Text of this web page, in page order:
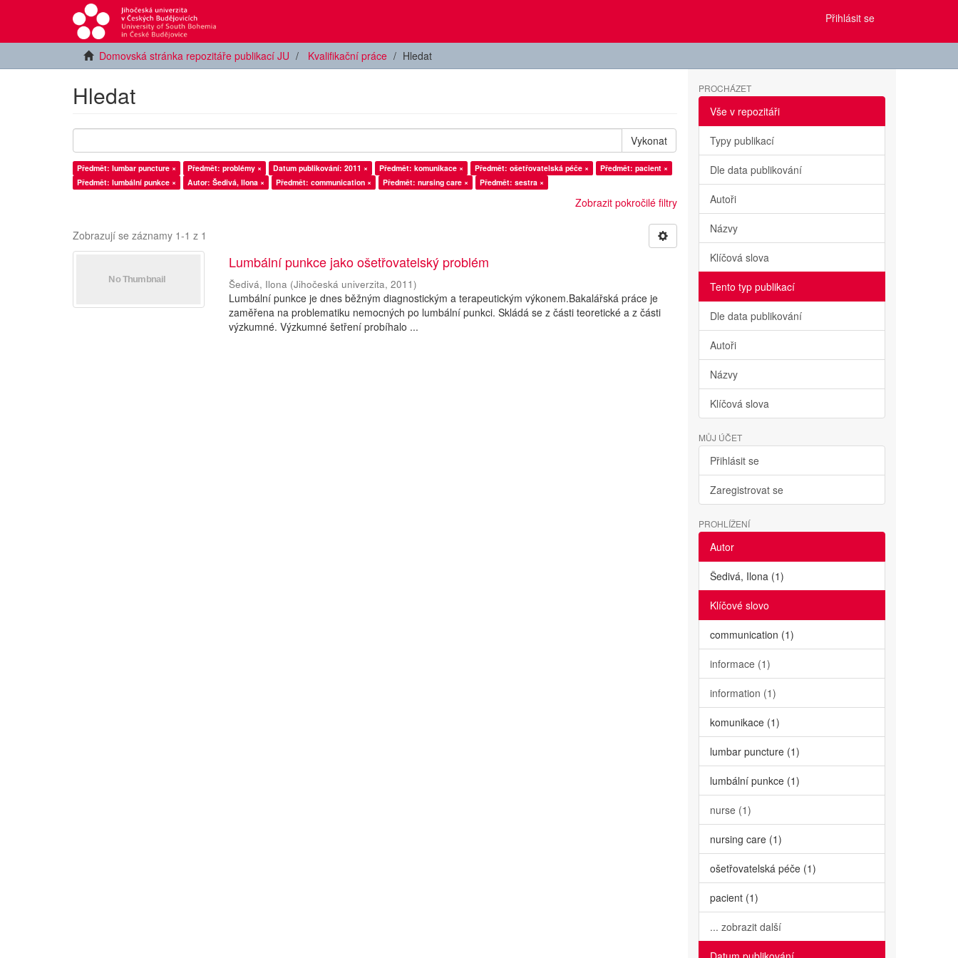
Přihlásit se
Domovská stránka repozitáře publikací JU Kvalifikační práce Hledat
Hledat
Vykonat
Předmět: lumbar puncture × Předmět: problémy × Datum publikování: 2011 × Předmět: komunikace × Předmět: ošetřovatelská péče ×
Předmět: pacient ×
Předmět: lumbální punkce ×
Autor: Šedivá, Ilona × Předmět: communication × Předmět: nursing care × Předmět: sestra ×
Zobrazit pokročilé filtry
Zobrazují se záznamy 1-1 z 1
Lumbální punkce jako ošetřovatelský problém
Šedivá, Ilona (Jihočeská univerzita,2011)
Lumbální punkce je dnes běžným diagnostickým a terapeutickým výkonem.Bakalářská práce je
zaměřena na problematiku nemocných po lumbální punkci. Skládá se z části teoretické a z části
výzkumné. Výzkumné šetření probíhalo ...
PROCHÁZET
Vše v repozitáři
Typy publikací
Dle data publikování
Autoři
Názvy
Klíčová slova
Tento typ publikací
Dle data publikování
Autoři
Názvy
Klíčová slova
MŮJ ÚČET
Přihlásit se
Zaregistrovat se
PROHLÍŽENÍ
Autor
Šedivá, Ilona (1)
Klíčové slovo
communication (1)
informace (1)
information (1)
komunikace (1)
lumbar puncture (1)
lumbální punkce (1)
nurse (1)
nursing care (1)
ošetřovatelská péče (1)
pacient (1)
... zobrazit další